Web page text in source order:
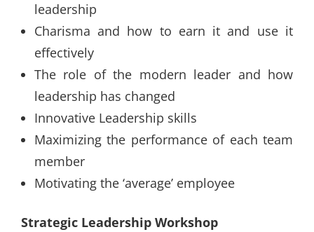
leadership
Charisma and how to earn it and use it
effectively
The role of the modern leader and how
leadership has changed
Innovative Leadership skills
Maximizing the performance of each team
member
Motivating the ‘average’ employee
Strategic Leadership Workshop